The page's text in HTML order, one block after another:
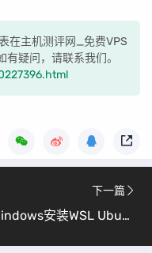
在主机测评网_免费VPS
疑问，请联系我们。
下一篇
Windows安装WSL Ubuntu完整避坑指南